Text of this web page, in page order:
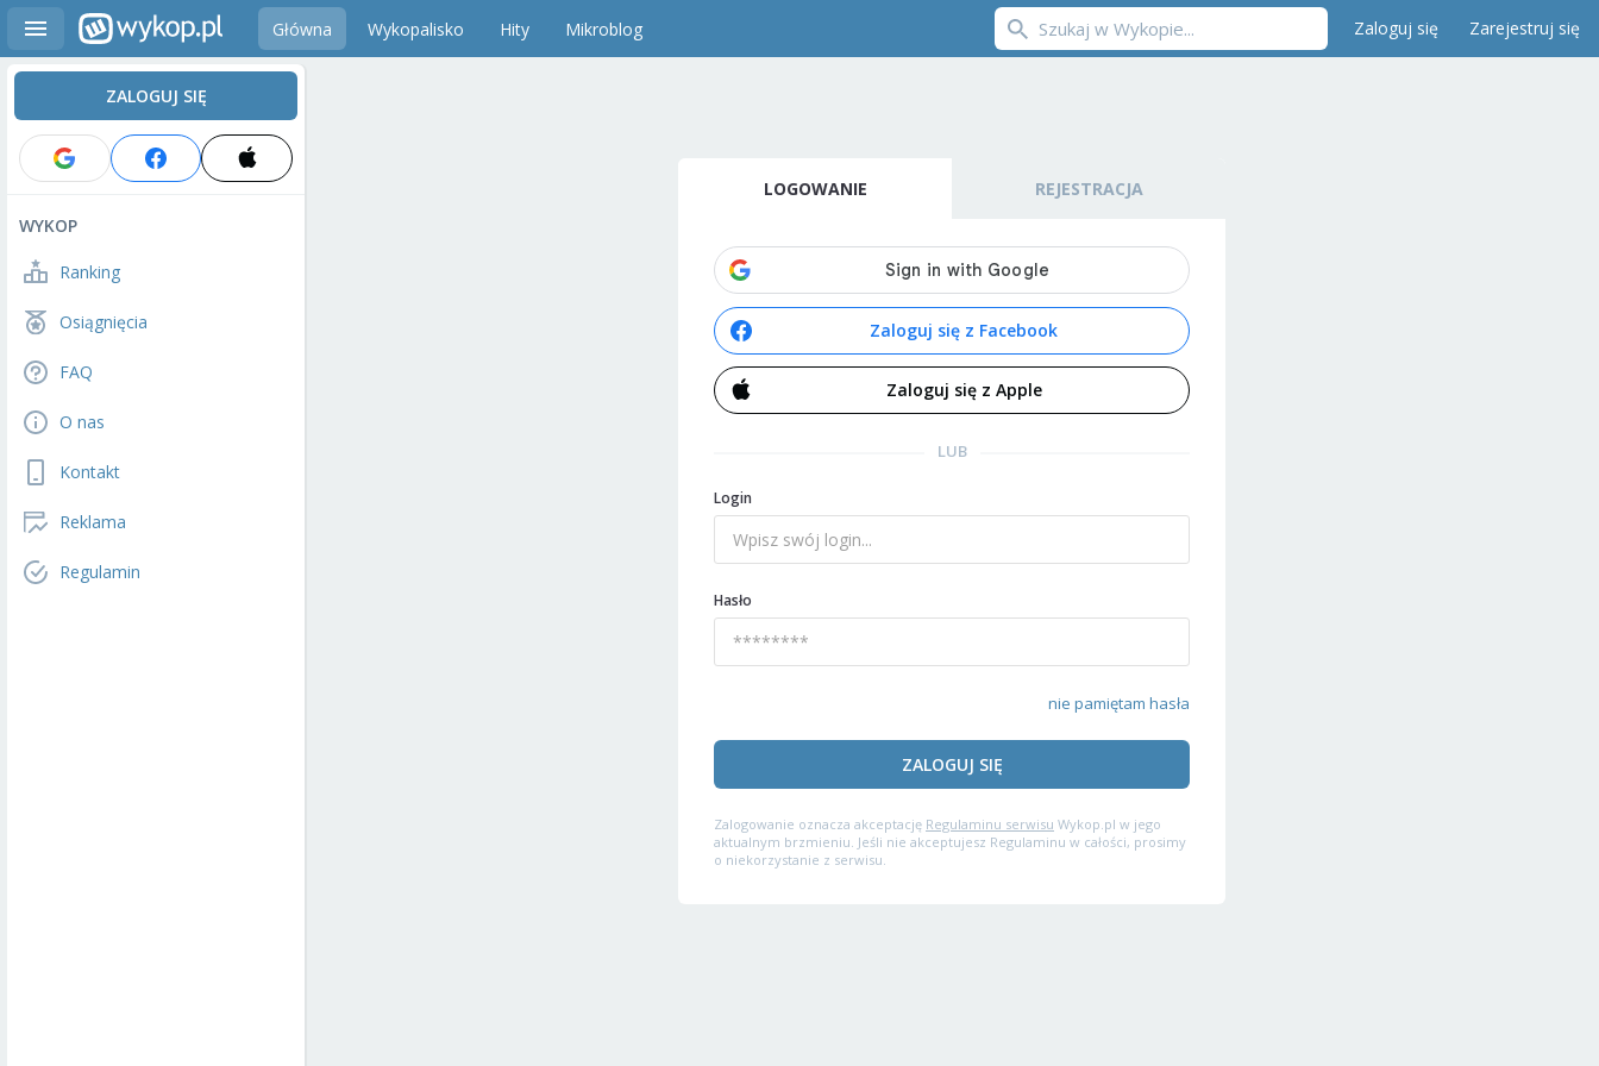
Główna Wykopalisko Hity Mikroblog Zaloguj się Zarejestruj się
ZALOGUJ SIĘ
WYKOP
Ranking
Osiągnięcia
FAQ
O nas
Kontakt
Reklama
Regulamin
LOGOWANIE REJESTRACJA
Zaloguj się z Facebook
Zaloguj się z Apple
LUB
Login
Hasło
nie pamiętam hasła
ZALOGUJ SIĘ
Zalogowanie oznacza akceptację Regulaminu serwisu Wykop.pl w jego
aktualnym brzmieniu. Jeśli nie akceptujesz Regulaminu w całości, prosimy
o niekorzystanie z serwisu.